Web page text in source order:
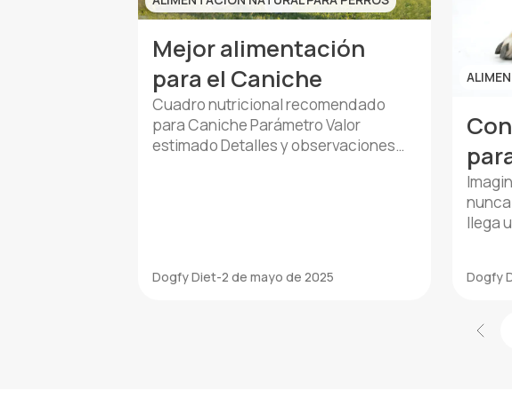
Mejor alimentación
para el Caniche
Cuadro nutricional recomendado
para Caniche Parámetro Valor
estimado Detalles y observaciones
y nivel de actividad. Frecuencia de
comidas 2–3 veces al día Distribuir las
Dogfy Diet-2 de mayo de 2025
llega
Dogfy